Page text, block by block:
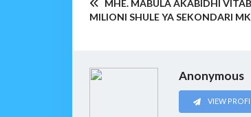
MHE. MABULA AKABIDHI
MILIONI SHULE YA SEKONDARI
Anonymous
VIEW